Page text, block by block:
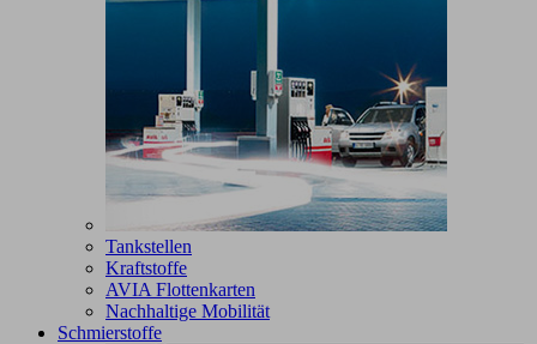
Tankstellen
Kraftstoffe
AVIA Flottenkarten
Nachhaltige Mobilität
Schmierstoffe